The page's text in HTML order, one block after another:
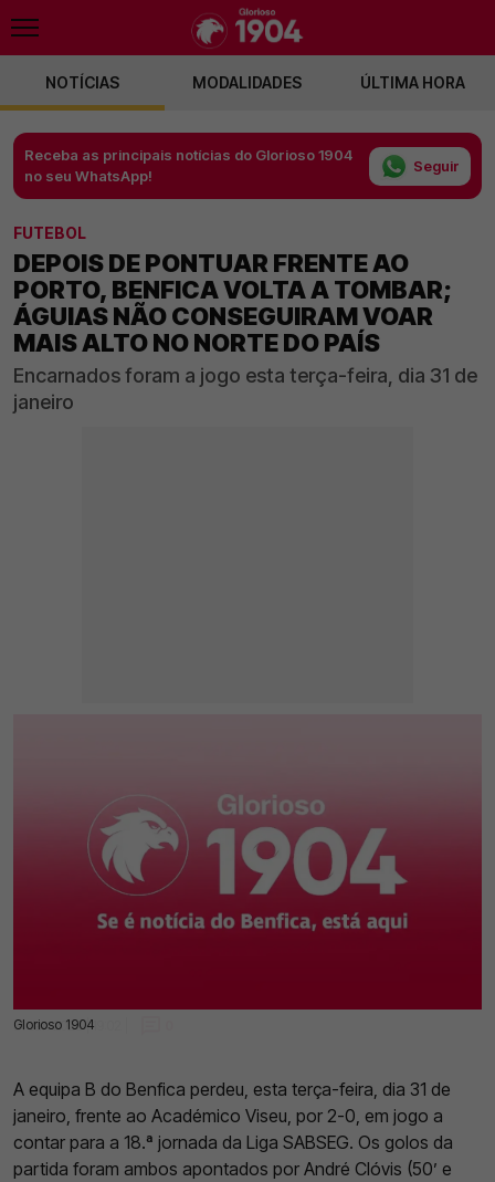
NOTÍCIAS MODALIDADES ÚLTIMA HORA
Receba as principais notícias do Glorioso 1904
no seu WhatsApp!
Seguir
FUTEBOL
DEPOIS DE PONTUAR FRENTE AO
PORTO, BENFICA VOLTA A TOMBAR;
ÁGUIAS NÃO CONSEGUIRAM VOAR
MAIS ALTO NO NORTE DO PAÍS
Encarnados foram a jogo esta terça-feira, dia 31 de
janeiro
Glorioso 1904
31 Jan 2023 | 19:02 |
A equipa B do Benfica perdeu, esta terça-feira, dia 31 de
janeiro, frente ao Académico Viseu, por 2-0, em jogo a
contar para a 18.ª jornada da Liga SABSEG. Os golos da
partida foram ambos apontados por André Clóvis (50’ e